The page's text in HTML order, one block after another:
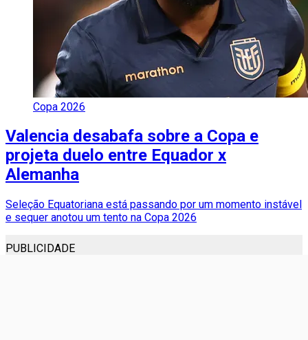
Copa 2026
Valencia desabafa sobre a Copa e
projeta duelo entre Equador x
Alemanha
Seleção Equatoriana está passando por um momento instável
e sequer anotou um tento na Copa 2026
PUBLICIDADE